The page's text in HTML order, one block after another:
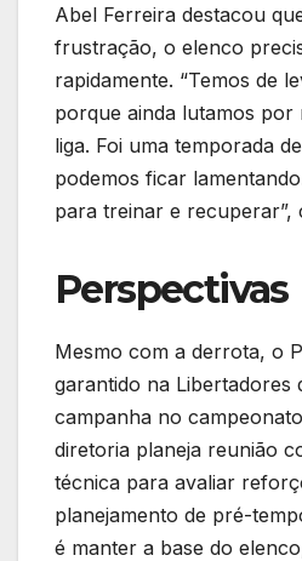
Abel Ferreira destacou
frustração, o elenco
rapidamente. “Temos de
porque ainda lutamos por
liga. Foi uma temporada
podemos ficar
para treinar e recuperar”,
Perspectivas
Mesmo com a derrota, o
garantido na Libertadores
campanha no
diretoria planeja reunião
técnica para avaliar
planejamento de pré-
é manter a base do